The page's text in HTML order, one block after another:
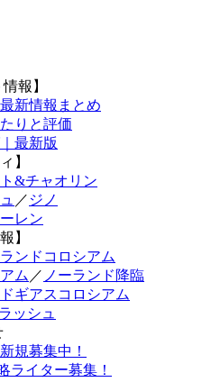
報】
新情報まとめ
りと評価
最新版
】
&チャオリン
／ ジノ
レン
】
ンドコロシアム
ム ／ ノーランド降臨
ギアスコロシアム
ッシュ
規募集中！
ライター募集！